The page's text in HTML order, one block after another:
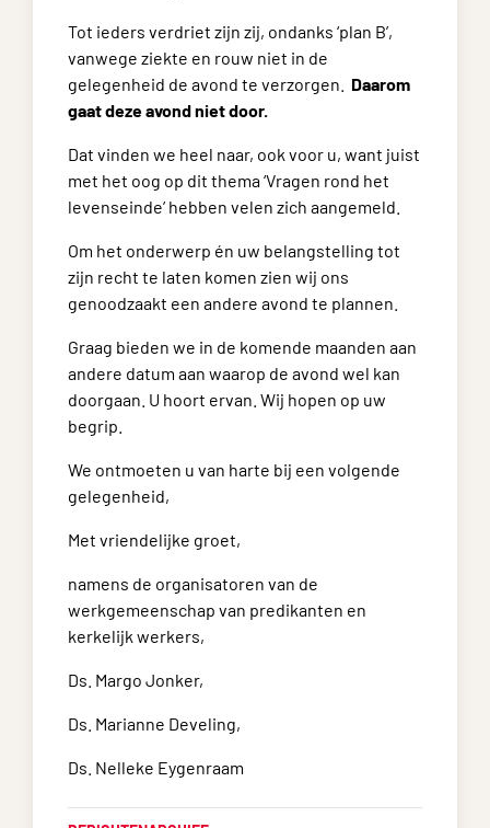
Tot ieders verdriet zijn zij, ondanks ‘plan B’,
vanwege ziekte en rouw niet in de
gelegenheid de avond te verzorgen. Daarom
gaat deze avond niet door.
Dat vinden we heel naar, ook voor u, want juist
met het oog op dit thema ‘Vragen rond het
levenseinde’ hebben velen zich aangemeld.
Om het onderwerp én uw belangstelling tot
zijn recht te laten komen zien wij ons
genoodzaakt een andere avond te plannen.
Graag bieden we in de komende maanden aan
andere datum aan waarop de avond wel kan
doorgaan. U hoort ervan. Wij hopen op uw
begrip.
We ontmoeten u van harte bij een volgende
gelegenheid,
Met vriendelijke groet,
namens de organisatoren van de
werkgemeenschap van predikanten en
kerkelijk werkers,
Ds. Margo Jonker,
Ds. Marianne Develing,
Ds. Nelleke Eygenraam